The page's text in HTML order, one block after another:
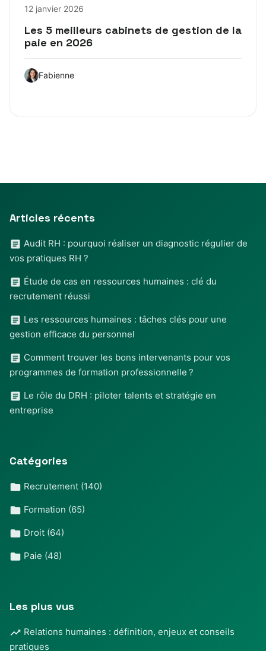
12 janvier 2026
Les 5 meilleurs cabinets de gestion de la
paie en 2026
Fabienne
Articles récents
Audit RH : pourquoi réaliser un diagnostic régulier de
vos pratiques RH ?
Étude de cas en ressources humaines : clé du
recrutement réussi
Les ressources humaines : tâches clés pour une
gestion efficace du personnel
Comment trouver les bons intervenants pour vos
programmes de formation professionnelle ?
Le rôle du DRH : piloter talents et stratégie en
entreprise
Catégories
Recrutement (140)
Formation (65)
Droit (64)
Paie (48)
Les plus vus
Relations humaines : définition, enjeux et conseils
pratiques